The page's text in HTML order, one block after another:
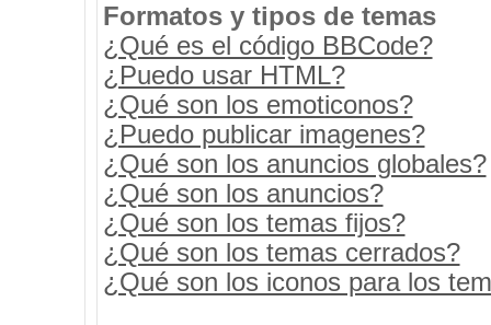
Formatos y tipos de temas
¿Qué es el código BBCode?
¿Puedo usar HTML?
¿Qué son los emoticonos?
¿Puedo publicar imagenes?
¿Qué son los anuncios globales?
¿Qué son los anuncios?
¿Qué son los temas fijos?
¿Qué son los temas cerrados?
¿Qué son los iconos para los